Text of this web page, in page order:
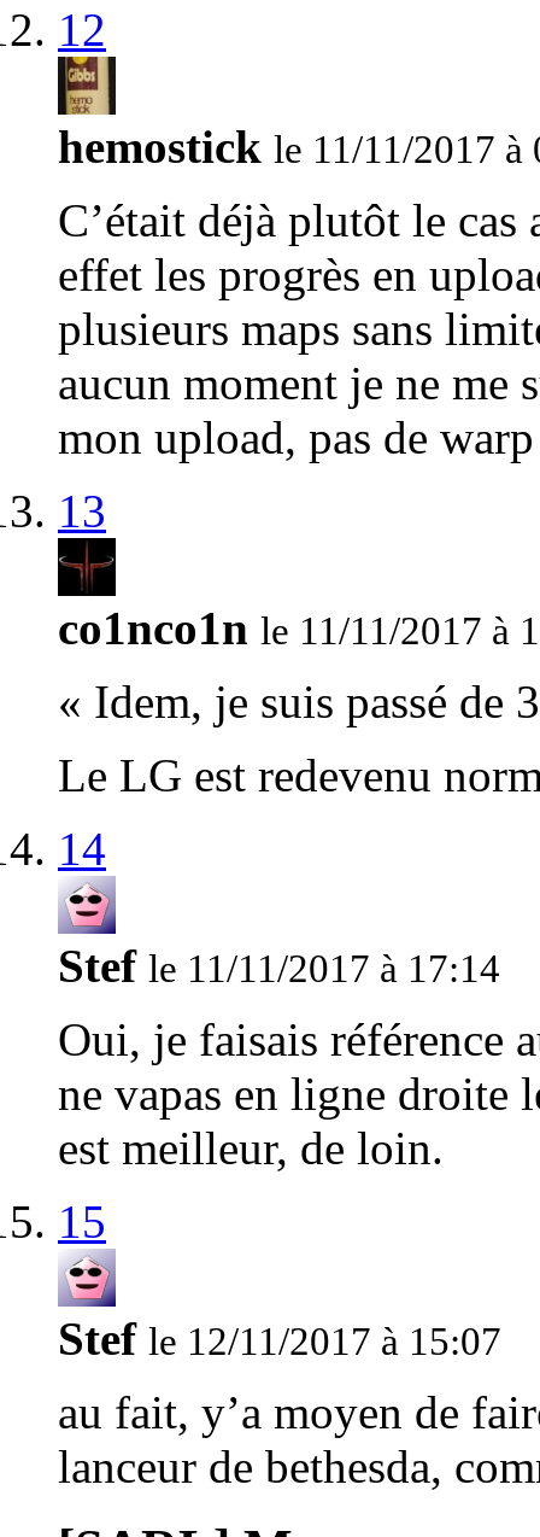
12
hemostick le 11/11/2017 à
C’était déjà plutôt le
effet les progrès en
plusieurs maps sans
aucun moment je ne me
mon upload, pas de
13
co1nco1n le 11/11/2017 à
« Idem, je suis passé de
Le LG est redevenu
14
Stef le 11/11/2017 à 17:14
Oui, je faisais référence
ne vapas en ligne
est meilleur, de loin.
15
Stef le 12/11/2017 à 15:07
au fait, y’a moyen de
lanceur de bethesda,